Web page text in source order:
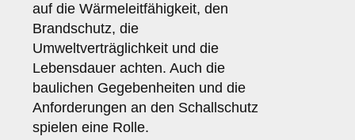
auf die Wärmeleitfähigkeit, den
Brandschutz, die
Umweltverträglichkeit und die
Lebensdauer achten. Auch die
baulichen Gegebenheiten und die
Anforderungen an den Schallschutz
spielen eine Rolle.